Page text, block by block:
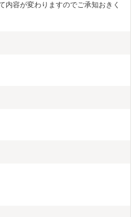
内容が変わりますのでご承知おきく